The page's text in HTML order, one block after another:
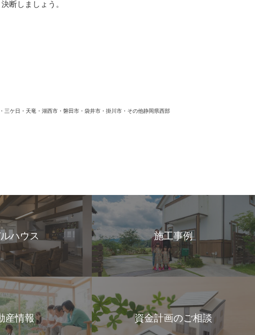
断しましょう。
ケ日・天竜・湖西市・磐田市・袋井市・掛川市・その他静岡県西部
ハウス 施工事例
産情報 資金計画のご相談